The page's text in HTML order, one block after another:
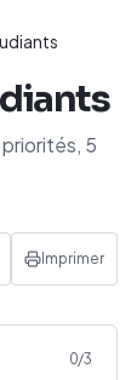
5
Imprimer
0/3